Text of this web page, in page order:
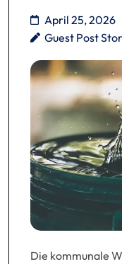
April 25, 2026
Guest Post
Die kommunale